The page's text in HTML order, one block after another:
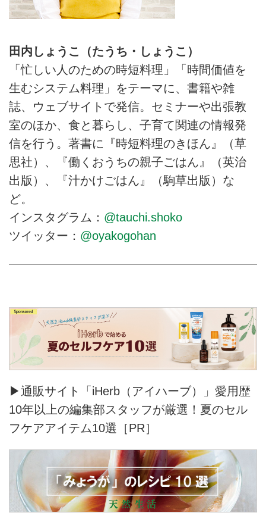
田内しょうこ（たうち・しょうこ）
「忙しい人のための時短料理」「時間価値を
生むシステム料理」をテーマに、書籍や雑
誌、ウェブサイトで発信。セミナーや出張教
室のほか、食と暮らし、子育て関連の情報発
信を行う。著書に『時短料理のきほん』（草
思社）、『働くおうちの親子ごはん』（英治
出版）、『汁かけごはん』（駒草出版）な
ど。
インスタグラム： @tauchi.shoko
ツイッター： @oyakogohan
▶通販サイト「iHerb（アイハーブ）」愛用歴
10年以上の編集部スタッフが厳選！夏のセル
フケアアイテム10選［PR］